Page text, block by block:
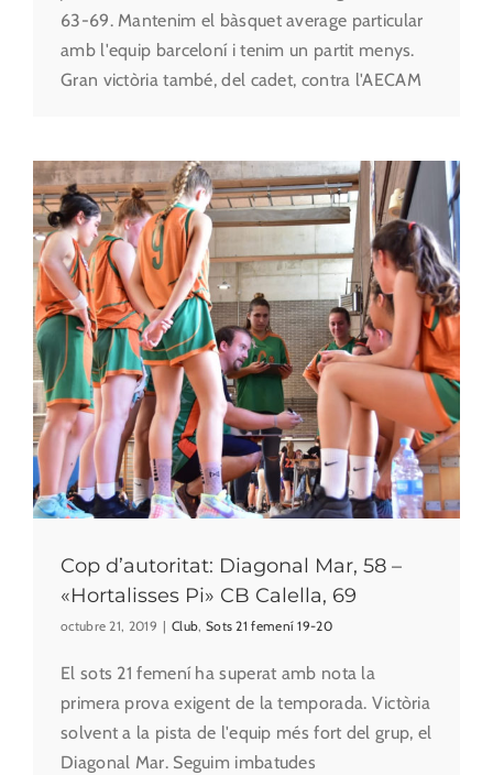
63-69. Mantenim el bàsquet average particular
amb l'equip barceloní i tenim un partit menys.
Gran victòria també, del cadet, contra l'AECAM
Cop d’autoritat: Diagonal Mar, 58 –
«Hortalisses Pi» CB Calella, 69
octubre 21, 2019 | Club, Sots 21 femení 19-20
El sots 21 femení ha superat amb nota la
primera prova exigent de la temporada. Victòria
solvent a la pista de l'equip més fort del grup, el
Diagonal Mar. Seguim imbatudes